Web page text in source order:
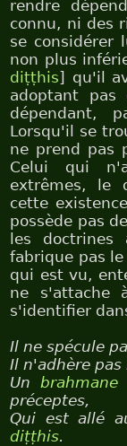
rendre
connu, ni des
se considérer
non plus
diṭṭhis] qu'il
adoptant
dépendant,
Lorsqu'il se
ne prend pas
Celui qui
extrêmes, le
cette
possède pas
les
fabrique pas
qui est vu,
ne s'attache
s'identifier
Il ne spécule
Il n'adhère pas
Unbrahmane
préceptes,
Qui est allé
diṭṭhis.